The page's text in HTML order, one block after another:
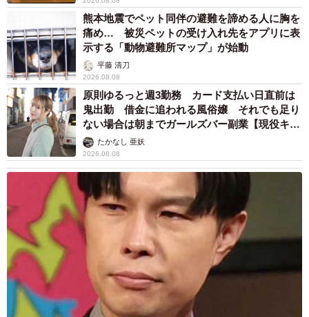
熊本地震でペット同伴の避難を諦める人に胸を
痛め… 被災ペットの受け入れ先をアプリに表
示する「動物避難所マップ」が始動
平藤 清刀
2026.08.08
原則ゆるっと週3勤務 カード支払い日直前は
鬼出勤 借金に追われる風俗嬢 それでも足り
ない場合は朝までガールズバー副業【現役キャ
ストに取材】
たかなし 亜妖
2026.08.08